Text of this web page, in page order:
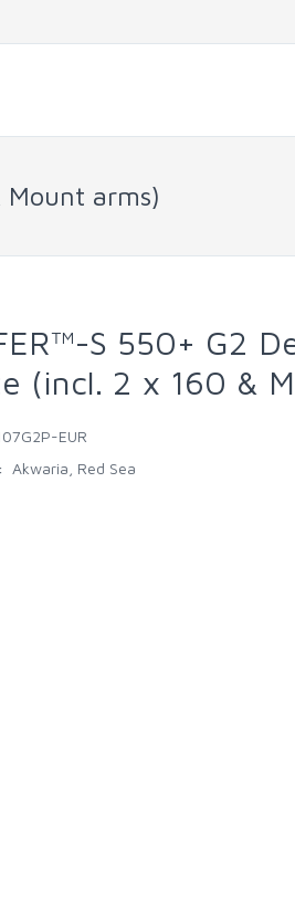
Mount arms)
S 550+ G2
(incl. 2 x 160 &
EUR
Akwaria Red Sea